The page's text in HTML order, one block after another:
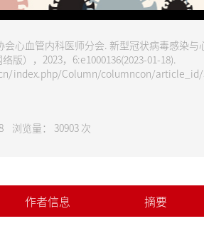
会心血管内科医师分会. 新型冠状病毒感染
版），2023，6:e1000136(2023‑01‑18).
index.php/Column/columncon/article_id/
浏览量： 30903 次
作者信息 摘要